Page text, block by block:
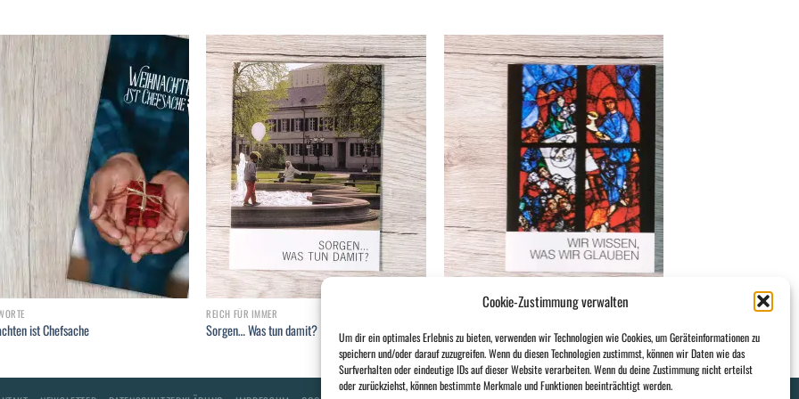
Cookie-Zustimmung verwalten
Um dir ein optimales Erlebnis zu bieten, verwenden wir Technologien wie Cookies, um Geräteinformationen zu
speichern und/oder darauf zuzugreifen. Wenn du diesen Technologien zustimmst, können wir Daten wie das
Surfverhalten oder eindeutige IDs auf dieser Website verarbeiten. Wenn du deine Zustimmung nicht erteilst
oder zurückziehst, können bestimmte Merkmale und Funktionen beeinträchtigt werden.
Add to
wishlist
ist Chefsache
Add to
wishlist
REICH FÜR IMMER
Sorgen… Was tun damit?
Add to
wishlist
Wir wissen, was wir glauben